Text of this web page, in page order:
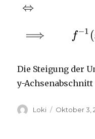
Die Steigung der
y-Achsenabschnitt
Autor
Loki Oktober 3,